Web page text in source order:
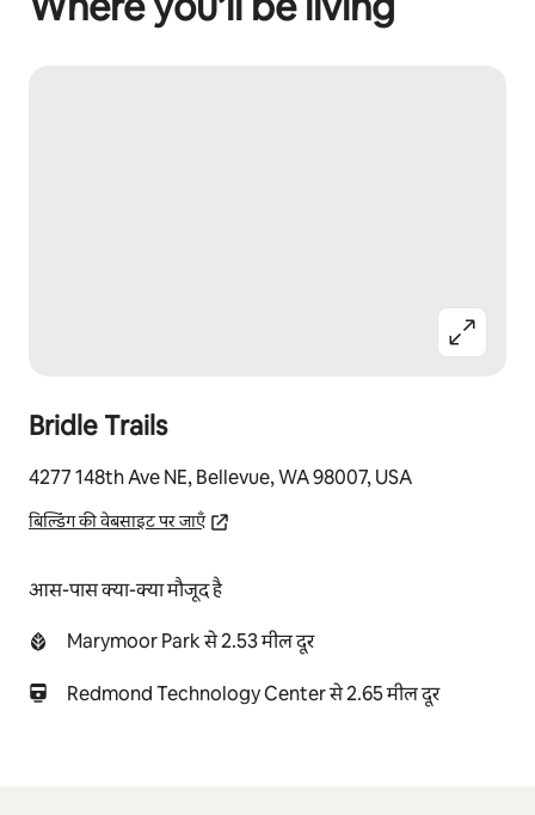
Bridle Trails
4277 148th Ave NE, Bellevue, WA 98007, USA
बिल्डिंग की वेबसाइट पर जाएँ
आस-पास क्या-क्या मौजूद है
Marymoor Park से 2.53 मील दूर
Redmond Technology Center से 2.65 मील दूर